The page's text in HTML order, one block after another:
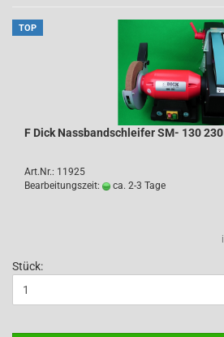
TOP
F Dick Nassbandschleifer SM- 130
Art.Nr.: 11925
Bearbeitungszeit:
ca. 2-3 Tage
Stück: